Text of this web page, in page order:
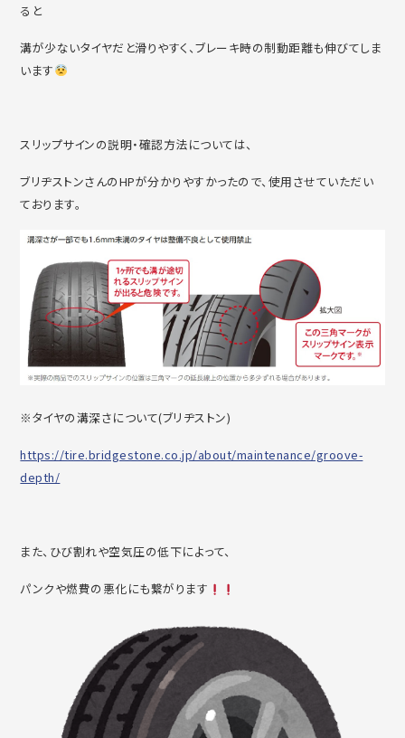
ると
溝が少ないタイヤだと滑りやすく、ブレーキ時の制動距離も伸びてしま
います
スリップサインの説明・確認方法については、
ブリヂストンさんのHPが分かりやすかったので、使用させていただい
ております。
※タイヤの溝深さについて(ブリヂストン)
https://tire.bridgestone.co.jp/about/maintenance/groove-
depth/
また、ひび割れや空気圧の低下によって、
パンクや燃費の悪化にも繋がります